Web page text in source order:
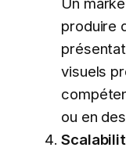
Un
produire
visuels
ou en